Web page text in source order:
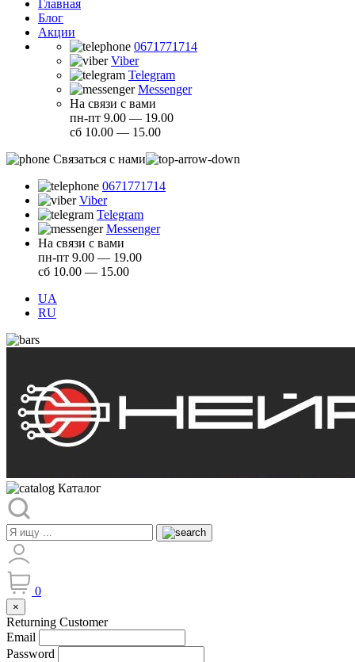
Главная
Блог
Акции
0671771714
Viber
Telegram
Messenger
На связи с вами
пн-пт 9.00 — 19.00
сб 10.00 — 15.00
Связаться с нами
0671771714
Viber
Telegram
Messenger
На связи с вами
пн-пт 9.00 — 19.00
сб 10.00 — 15.00
UA
RU
Каталог
0
×
Returning Customer
Email
Password